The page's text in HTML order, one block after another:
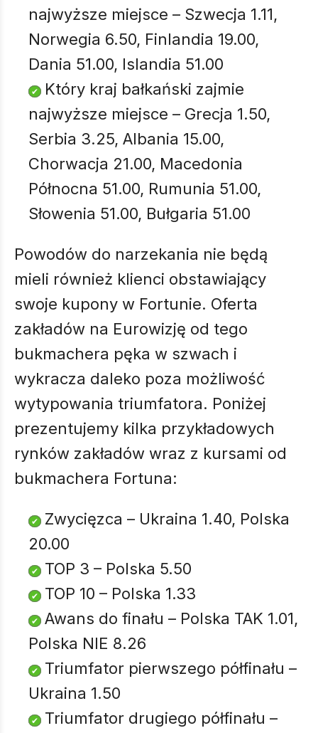
najwyższe miejsce – Szwecja 1.11,
Norwegia 6.50, Finlandia 19.00,
Dania 51.00, Islandia 51.00
Który kraj bałkański zajmie
najwyższe miejsce – Grecja 1.50,
Serbia 3.25, Albania 15.00,
Chorwacja 21.00, Macedonia
Północna 51.00, Rumunia 51.00,
Słowenia 51.00, Bułgaria 51.00
Powodów do narzekania nie będą
mieli również klienci obstawiający
swoje kupony w Fortunie. Oferta
zakładów na Eurowizję od tego
bukmachera pęka w szwach i
wykracza daleko poza możliwość
wytypowania triumfatora. Poniżej
prezentujemy kilka przykładowych
rynków zakładów wraz z kursami od
bukmachera Fortuna:
Zwycięzca – Ukraina 1.40, Polska
20.00
TOP 3 – Polska 5.50
TOP 10 – Polska 1.33
Awans do finału – Polska TAK 1.01,
Polska NIE 8.26
Triumfator pierwszego półfinału –
Ukraina 1.50
Triumfator drugiego półfinału –